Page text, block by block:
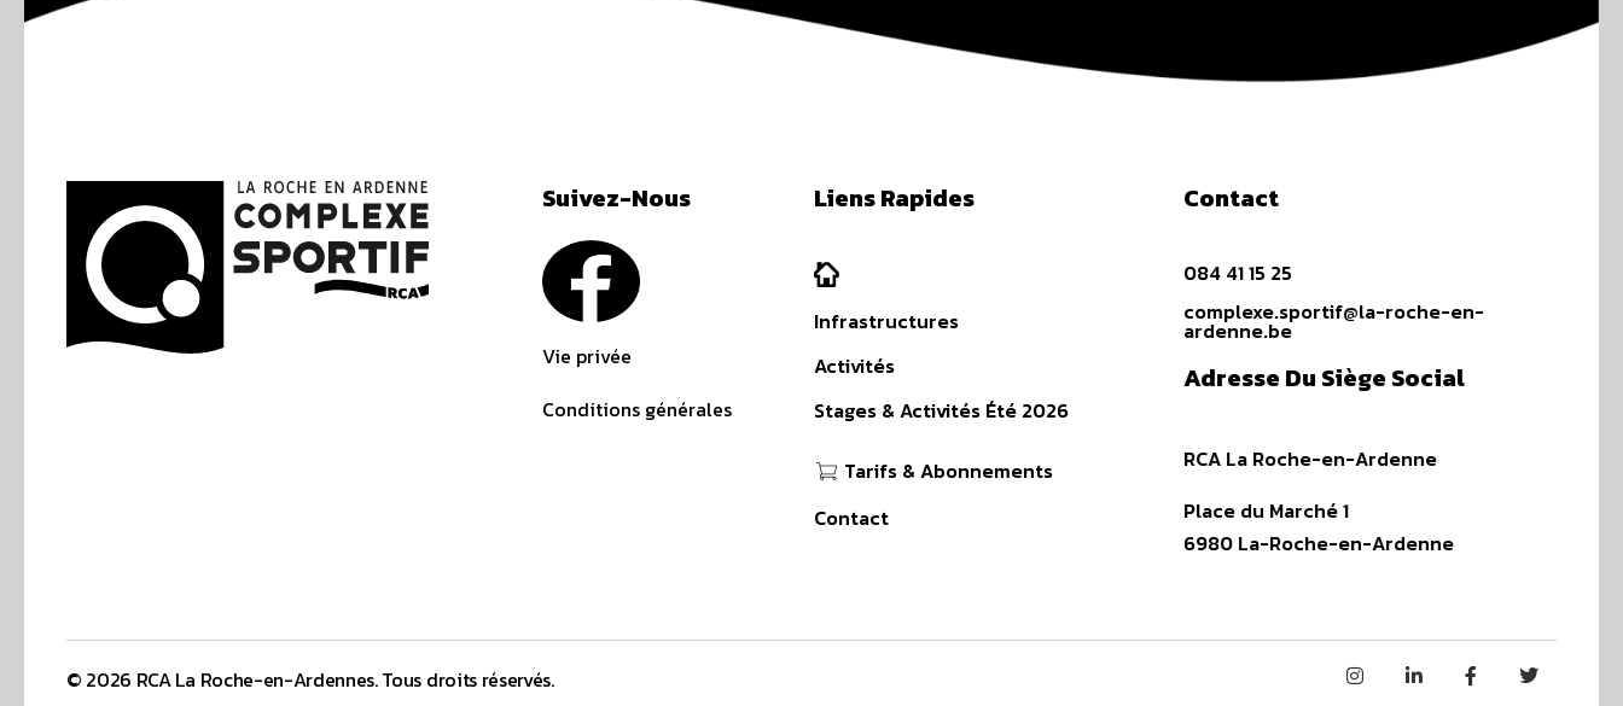
Suivez-Nous
Vie privée
Conditions générales
Liens Rapides
Infrastructures
Activités
Stages & Activités Été 2026
Tarifs & Abonnements
Contact
Contact
084 41 15 25
complexe.sportif@la-roche-en-
ardenne.be
Adresse Du Siège Social
RCA La Roche-en-Ardenne
Place du Marché 1
6980 La-Roche-en-Ardenne
© 2026 RCA La Roche-en-Ardennes. Tous droits réservés.